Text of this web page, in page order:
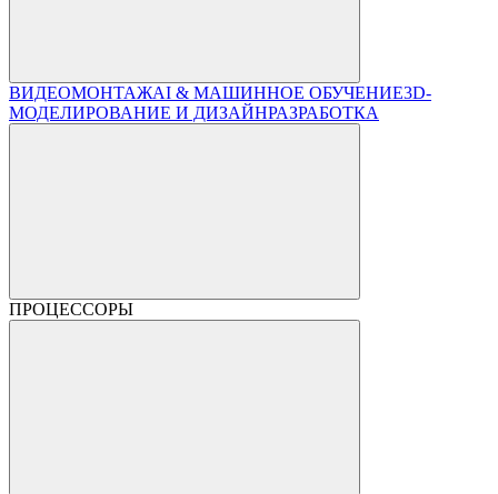
ВИДЕОМОНТАЖAI & МАШИННОЕ ОБУЧЕНИЕ3D-
МОДЕЛИРОВАНИЕ И ДИЗАЙНРАЗРАБОТКА
ПРОЦЕССОРЫ